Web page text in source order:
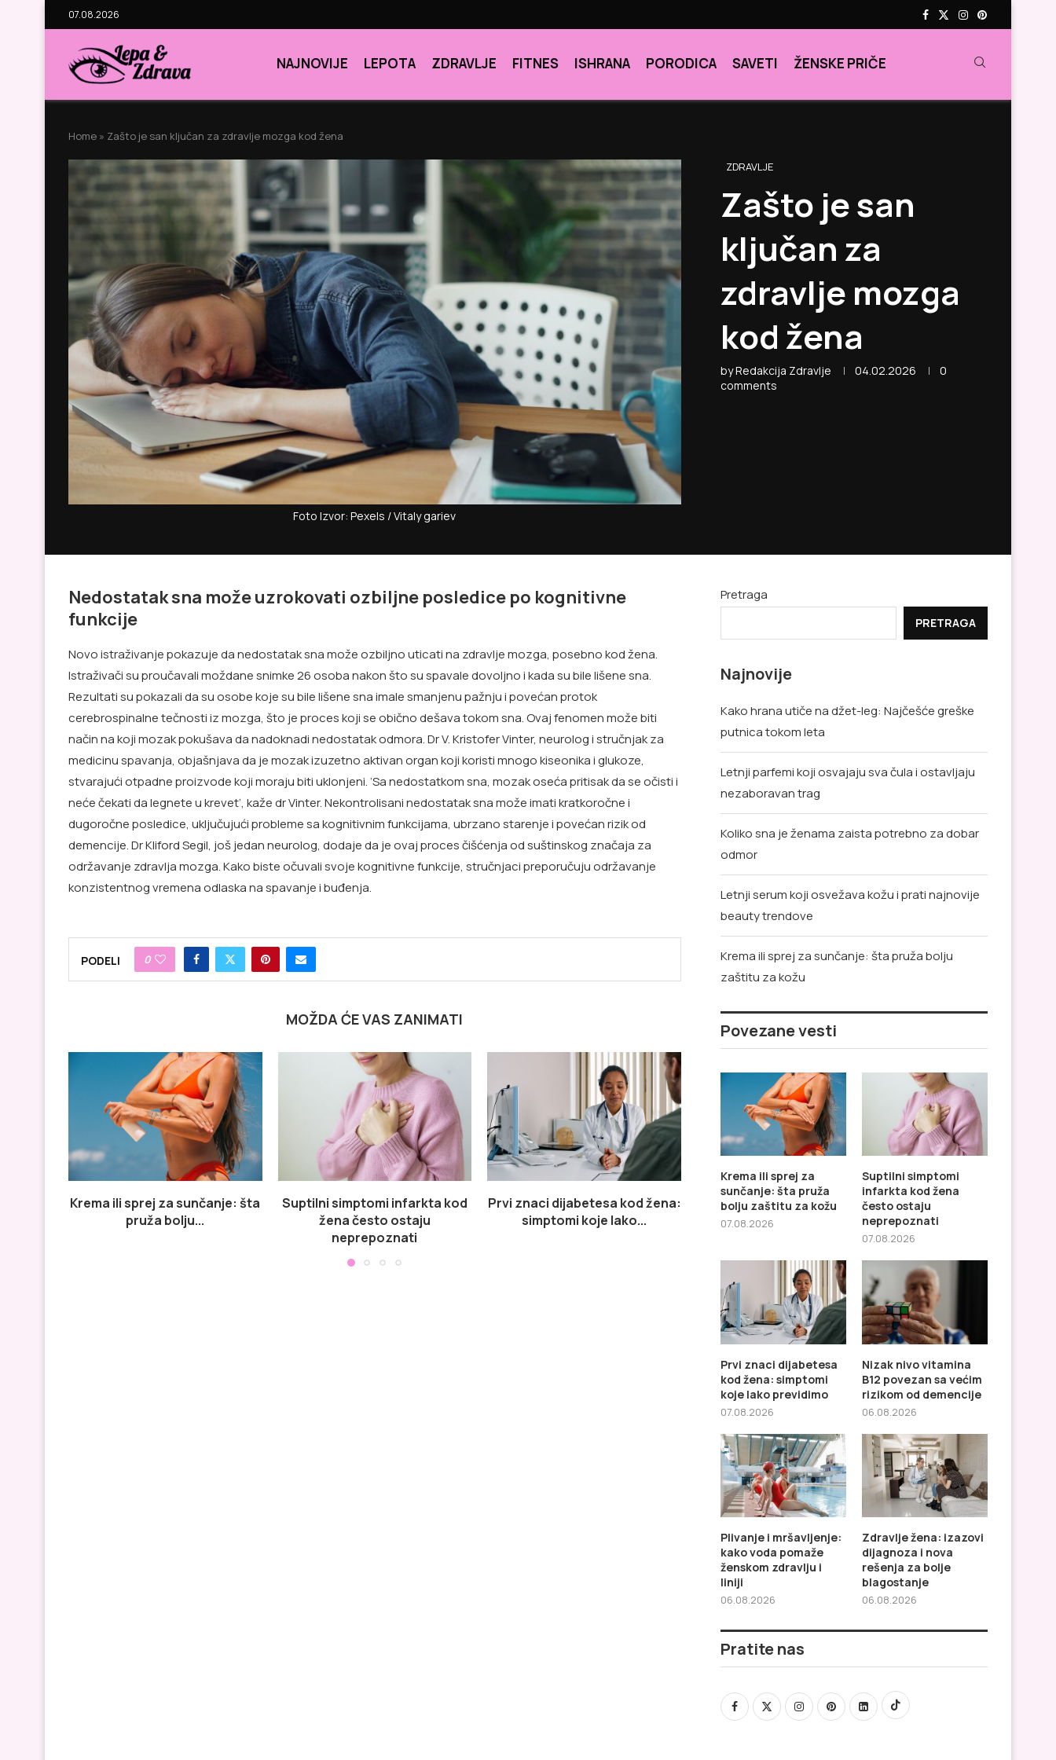
07.08.2026
NAJNOVIJE LEPOTA ZDRAVLJE FITNES ISHRANA PORODICA SAVETI ŽENSKE PRIČE
Home » Zašto je san ključan za zdravlje mozga kod žena
ZDRAVLJE
Zašto je san
ključan za
zdravlje mozga
kod žena
byRedakcija Zdravlje 04.02.2026
0
comments
Foto Izvor: Pexels / Vitaly gariev
Nedostatak sna može uzrokovati ozbiljne posledice po kognitivne
funkcije
Novo istraživanje pokazuje da nedostatak sna može ozbiljno uticati na zdravlje mozga, posebno kod žena.
Istraživači su proučavali moždane snimke 26 osoba nakon što su spavale dovoljno i kada su bile lišene sna.
Rezultati su pokazali da su osobe koje su bile lišene sna imale smanjenu pažnju i povećan protok
cerebrospinalne tečnosti iz mozga, što je proces koji se obično dešava tokom sna. Ovaj fenomen može biti
način na koji mozak pokušava da nadoknadi nedostatak odmora. Dr V. Kristofer Vinter, neurolog i stručnjak za
medicinu spavanja, objašnjava da je mozak izuzetno aktivan organ koji koristi mnogo kiseonika i glukoze,
stvarajući otpadne proizvode koji moraju biti uklonjeni. ‘Sa nedostatkom sna, mozak oseća pritisak da se očisti i
neće čekati da legnete u krevet’, kaže dr Vinter. Nekontrolisani nedostatak sna može imati kratkoročne i
dugoročne posledice, uključujući probleme sa kognitivnim funkcijama, ubrzano starenje i povećan rizik od
demencije. Dr Kliford Segil, još jedan neurolog, dodaje da je ovaj proces čišćenja od suštinskog značaja za
održavanje zdravlja mozga. Kako biste očuvali svoje kognitivne funkcije, stručnjaci preporučuju održavanje
konzistentnog vremena odlaska na spavanje i buđenja.
PODELI 0
MOŽDA ĆE VAS ZANIMATI
Krema ili sprej za sunčanje: šta
pruža bolju...
Suptilni simptomi infarkta kod
žena često ostaju
neprepoznati
Prvi znaci dijabetesa kod žena:
simptomi koje lako...
Nizak nivo vitamina B12
povezan sa većim rizikom...
Plivanje i
voda pomaže
Pretraga
PRETRAGA
Najnovije
Kako hrana utiče na džet-leg: Najčešće greške
putnica tokom leta
Letnji parfemi koji osvajaju sva čula i ostavljaju
nezaboravan trag
Koliko sna je ženama zaista potrebno za dobar
odmor
Letnji serum koji osvežava kožu i prati najnovije
beauty trendove
Krema ili sprej za sunčanje: šta pruža bolju
zaštitu za kožu
Povezane vesti
Krema ili sprej za
sunčanje: šta pruža
bolju zaštitu za kožu
07.08.2026
Suptilni simptomi
infarkta kod žena
često ostaju
neprepoznati
07.08.2026
Prvi znaci dijabetesa
kod žena: simptomi
koje lako previdimo
07.08.2026
Nizak nivo vitamina
B12 povezan sa većim
rizikom od demencije
06.08.2026
Plivanje i mršavljenje:
kako voda pomaže
ženskom zdravlju i
liniji
06.08.2026
Zdravlje žena: izazovi
dijagnoza i nova
rešenja za bolje
blagostanje
06.08.2026
Pratite nas